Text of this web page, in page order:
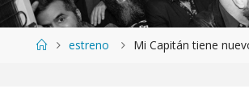
Páginaestreno Mi Capitán tiene